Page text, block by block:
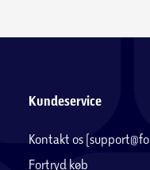
Kundeservice
Kontakt os
Fortryd køb